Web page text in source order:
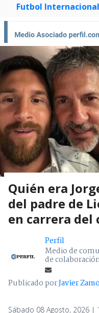
Futbol Internacional
Quién era
del padre de
en carrera del
Perfil
Medio de
de
Publicado porJavier
Sábado 08 Agosto, 2026 |